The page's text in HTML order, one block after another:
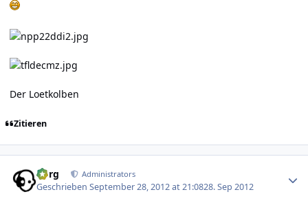
Der Loetkolben
Zitieren
borg Administrators
GeschriebenSeptember 28, 2012 at 21:0828. Sep 2012